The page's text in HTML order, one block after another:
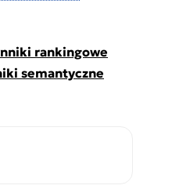
rankingowe
semantyczne